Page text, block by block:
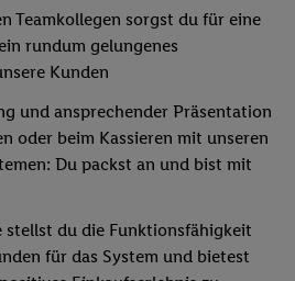
Teamkollegen sorgst du für eine
rundum gelungenes
Kunden
und ansprechender Präsentation
oder beim Kassieren mit unseren
Du packst an und bist mit
stellst du die Funktionsfähigkeit
für das System und bietest